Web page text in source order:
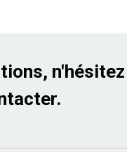
n'hésitez